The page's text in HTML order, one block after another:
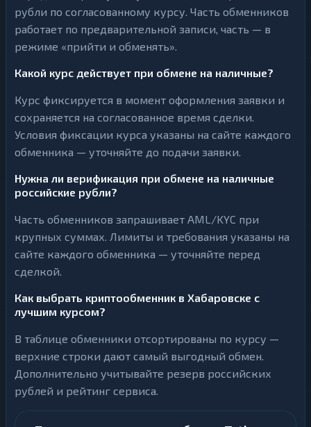
рубли по согласованному курсу. Часть обменников
работает по предварительной записи, часть — в
режиме «прийти и обменять».
Какой курс действует при обмене на наличные?
Курс фиксируется в момент оформления заявки и
сохраняется на согласованное время сделки.
Условия фиксации курса указаны на сайте каждого
обменника — уточняйте до подачи заявки.
Нужна ли верификация при обмене на наличные
российские рубли?
Часть обменников запрашивает AML/KYC при
крупных суммах. Лимиты и требования указаны на
сайте каждого обменника — уточняйте перед
сделкой.
Как выбрать криптообменник в Хабаровске с
лучшим курсом?
В таблице обменники отсортированы по курсу —
верхние строки дают самый выгодный обмен.
Дополнительно учитывайте резерв российских
рублей и рейтинг сервиса.